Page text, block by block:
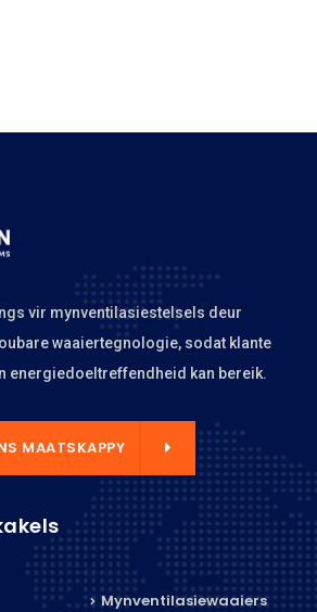
vir mynventilasiestelsels deur
waaiertegnologie, sodat klante
energiedoeltreffendheid kan bereik.
MAATSKAPPY
Mynventilasiewaaiers